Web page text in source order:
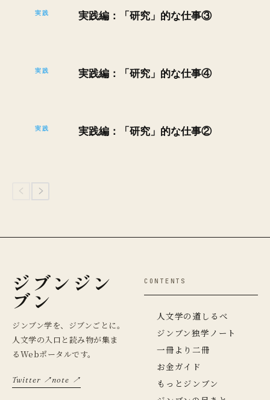
実践 実践編：「研究」的な仕事③
実践 実践編：「研究」的な仕事④
実践 実践編：「研究」的な仕事②
ジブンジン
ブン
ジンブン学を、ジブンごとに。
人文学の入口と読み物が集ま
るWebポータルです。
Twitter ↗note ↗
CONTENTS
人文学の道しるべ
ジンブン独学ノート
一冊より二冊
お金ガイド
もっとジンブン